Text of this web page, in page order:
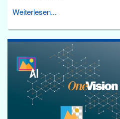
Weiterlesen...